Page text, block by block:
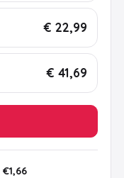
€ 22,99
€ 41,69
€1,66